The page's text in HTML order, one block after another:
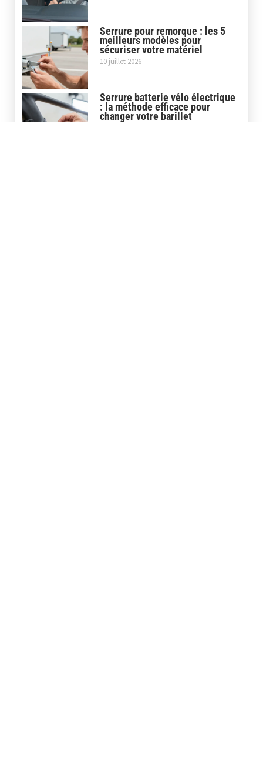
Serrure pour remorque : les 5
meilleurs modèles pour
sécuriser votre matériel
10 juillet 2026
Serrure batterie vélo électrique
: la méthode efficace pour
changer votre barillet